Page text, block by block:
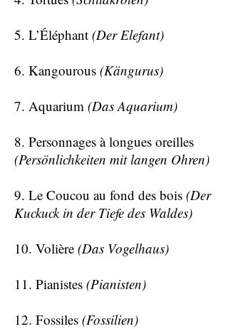
5. L’Éléphant (Der Elefant)
6. Kangourous (Kängurus)
7. Aquarium (Das Aquarium)
8. Personnages à longues oreilles
(Persönlichkeiten mit langen Ohren)
9. Le Coucou au fond des bois (Der
Kuckuck in der Tiefe des Waldes)
10. Volière (Das Vogelhaus)
11. Pianistes (Pianisten)
12. Fossiles (Fossilien)